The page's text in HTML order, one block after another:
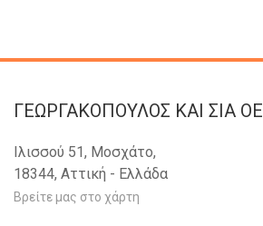
ΓΕΩΡΓΑΚΟΠΟΥΛΟΣ KAI ΣΙΑ OE
Ιλισσού 51, Μοσχάτο,
18344, Αττική - Ελλάδα
Βρείτε μας στο χάρτη